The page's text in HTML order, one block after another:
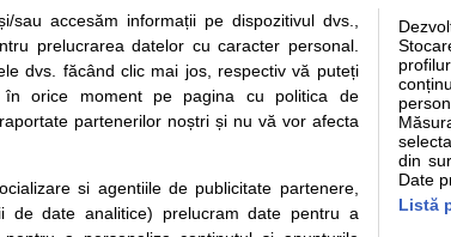
simptome Interpretare analize Specialitati medicale
medicilor, sfaturile si orice alte informatii despre sanatate
in urma investigatiilor si analizelor medicale. Va sfatuim, ca pe
pentru programare in sistemul de programari la medic Clickmed.
Termeni si conditii
Politica de
Drepturile consumatorului
Protectia consumatorilor -
ANPC
sau accesăm informații pe dispozitivul dvs.,
prelucrarea datelor cu caracter personal.
dvs. făcând clic mai jos, respectiv vă puteți
în orice moment pe pagina cu politica de
partenerilor noștri și nu vă vor afecta
si agentiile de publicitate partenere,
de date analitice) prelucram date pentru a
din
Date
Listă